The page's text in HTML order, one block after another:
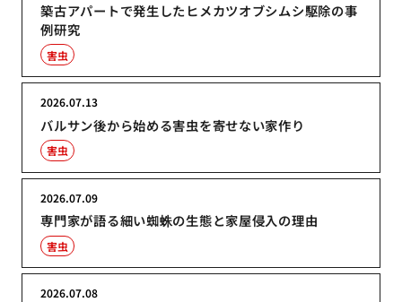
築古アパートで発生したヒメカツオブシムシ駆除の事
例研究
害虫
バルサン後から始める害虫を寄せない家作り
2026.07.13
害虫
専門家が語る細い蜘蛛の生態と家屋侵入の理由
2026.07.09
害虫
2026.07.08